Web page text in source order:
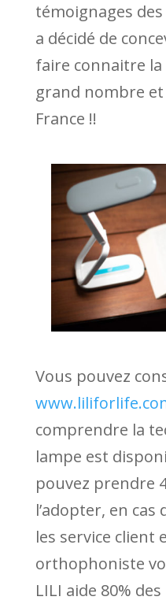
témoignages
a décidé de
faire connaitre
grand nombre
France !!
Vous pouvez
comprendre la
lampe est
pouvez prendre
l’adopter, en
les service client
orthophoniste
LILI aide 80%